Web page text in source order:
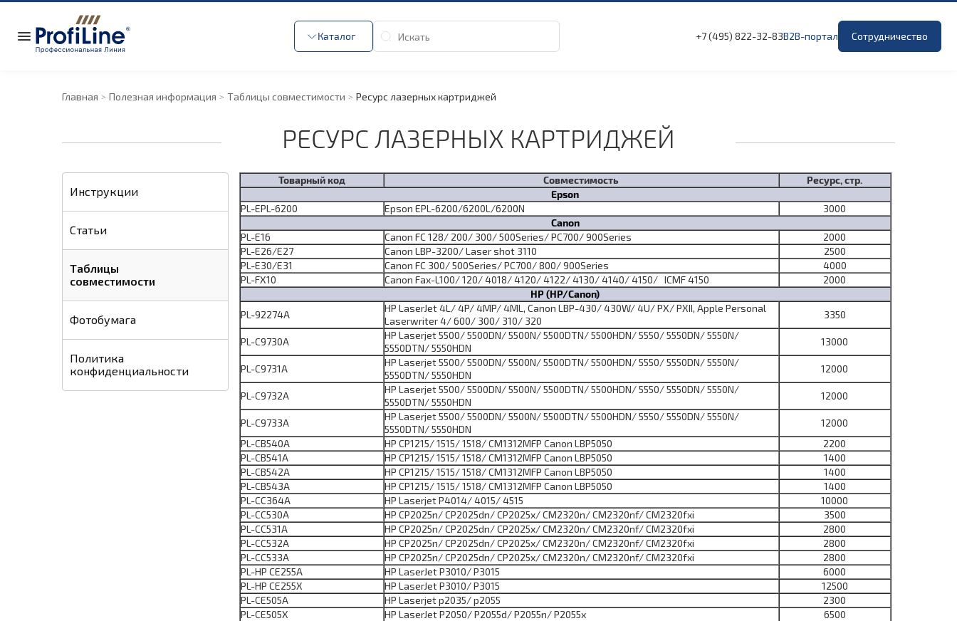
Каталог +7 (495) 822-32-83B2B-портал Сотрудничество
Главная Полезная информация Таблицы совместимости Ресурс лазерных картриджей
РЕСУРС ЛАЗЕРНЫХ КАРТРИДЖЕЙ
Инструкции
Статьи
Таблицы
совместимости
Фотобумага
Политика
конфиденциальности
Товарный код Совместимость
Ресурс, стр.
Epson
PL-EPL-6200
Epson EPL-6200/6200L/6200N
3000
Canon
PL-E16
Canon FC 128/ 200/ 300/ 500Series/ PC700/ 900Series
2000
PL-Е26/Е27
Canon LBP-3200/ Laser shot 3110
2500
PL-E30/Е31
Canon FC 300/ 500Series/ PC700/ 800/ 900Series
4000
PL-FX10
Canon Fax-L100/ 120/ 4018/ 4120/ 4122/ 4130/ 4140/ 4150/ ICMF 4150
2000
HP (HP/Canon)
PL-92274A
HP LaserJet 4L/ 4P/ 4MP/ 4ML, Canon LBP-430/ 430W/ 4U/ PX/ PXII, Apple Personal
Laserwriter 4/ 600/ 300/ 310/ 320
3350
PL-C9730A
HP Laserjet 5500/ 5500DN/ 5500N/ 5500DTN/ 5500HDN/ 5550/ 5550DN/ 5550N/
5550DTN/ 5550HDN
13000
PL-C9731A
HP Laserjet 5500/ 5500DN/ 5500N/ 5500DTN/ 5500HDN/ 5550/ 5550DN/ 5550N/
5550DTN/ 5550HDN
12000
PL-C9732A
HP Laserjet 5500/ 5500DN/ 5500N/ 5500DTN/ 5500HDN/ 5550/ 5550DN/ 5550N/
5550DTN/ 5550HDN
12000
PL-C9733A
HP Laserjet 5500/ 5500DN/ 5500N/ 5500DTN/ 5500HDN/ 5550/ 5550DN/ 5550N/
5550DTN/ 5550HDN
12000
PL-CB540A
HP CP1215/ 1515/ 1518/ CM1312MFP Canon LBP5050
2200
PL-CB541A
HP CP1215/ 1515/ 1518/ CM1312MFP Canon LBP5050
1400
PL-CB542A
HP CP1215/ 1515/ 1518/ CM1312MFP Canon LBP5050
1400
PL-CB543A
HP CP1215/ 1515/ 1518/ CM1312MFP Canon LBP5050
1400
PL-CC364A
HP Laserjet P4014/ 4015/ 4515
10000
PL-CC530A
HP CP2025n/ CP2025dn/ CP2025x/ CM2320n/ CM2320nf/ CM2320fxi
3500
PL-CC531A
HP CP2025n/ CP2025dn/ CP2025x/ CM2320n/ CM2320nf/ CM2320fxi
2800
PL-CC532A
HP CP2025n/ CP2025dn/ CP2025x/ CM2320n/ CM2320nf/ CM2320fxi
2800
PL-CC533A
HP CP2025n/ CP2025dn/ CP2025x/ CM2320n/ CM2320nf/ CM2320fxi
2800
PL-HP CE255A
HP LaserJet P3010/ P3015
6000
PL-HP CE255X
HP LaserJet P3010/ P3015
12500
PL-CE505A
HP Laserjet p2035/ p2055
2300
PL-CE505X
HP LaserJet P2050/ P2055d/ P2055n/ P2055x
6500